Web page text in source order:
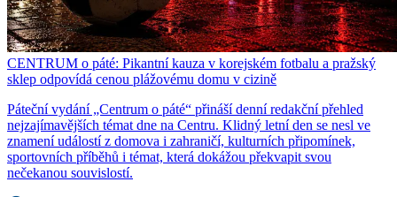
CENTRUM o páté: Pikantní kauza v korejském fotbalu a pražský
sklep odpovídá cenou plážovému domu v cizině
Páteční vydání „Centrum o páté“ přináší denní redakční přehled
nejzajímavějších témat dne na Centru. Klidný letní den se nesl ve
znamení událostí z domova i zahraničí, kulturních připomínek,
sportovních příběhů i témat, která dokážou překvapit svou
nečekanou souvislostí.